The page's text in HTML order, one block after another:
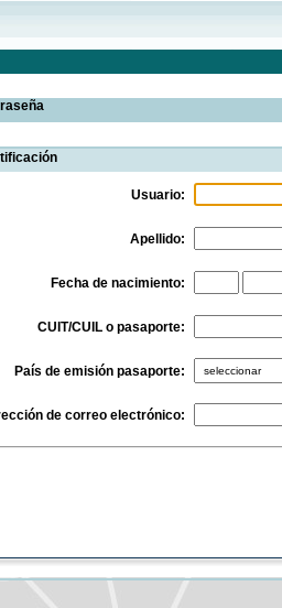
Usuario:
Apellido:
Fecha de nacimiento:
CUIT/CUIL o pasaporte:
País de emisión pasaporte:
de correo electrónico: